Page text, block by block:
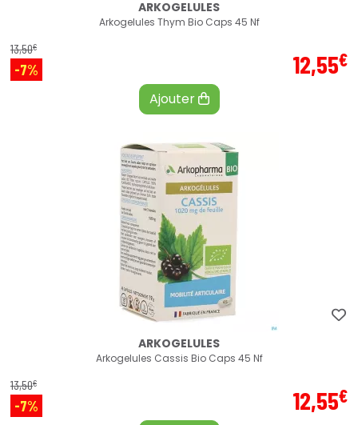
ARKOGELULES
Arkogelules Thym Bio Caps 45 Nf
13,50€
-7% 12,55€
Ajouter
ARKOGELULES
Arkogelules Cassis Bio Caps 45 Nf
13,50€
-7% 12,55€